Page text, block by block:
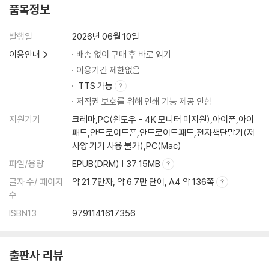
품목정보
발행일
2026년 06월 10일
이용안내
배송 없이 구매 후 바로 읽기
이용기간 제한없음
TTS 가능
저작권 보호를 위해 인쇄 기능 제공 안함
지원기기
크레마,PC(윈도우 - 4K 모니터 미지원),아이폰,아이
패드,안드로이드폰,안드로이드패드,전자책단말기(저
사양 기기 사용 불가),PC(Mac)
파일/용량
EPUB(DRM) | 37.15MB
글자 수/ 페이지
수
약 21.7만자, 약 6.7만 단어, A4 약 136쪽
ISBN13 9791141617356
출판사 리뷰